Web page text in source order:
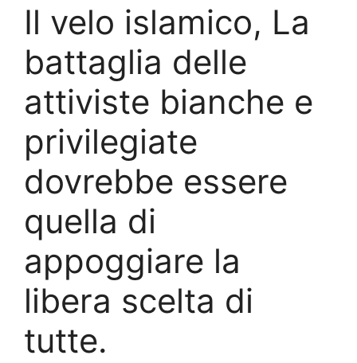
Il velo islamico, La
battaglia delle
attiviste bianche e
privilegiate
dovrebbe essere
quella di
appoggiare la
libera scelta di
tutte.